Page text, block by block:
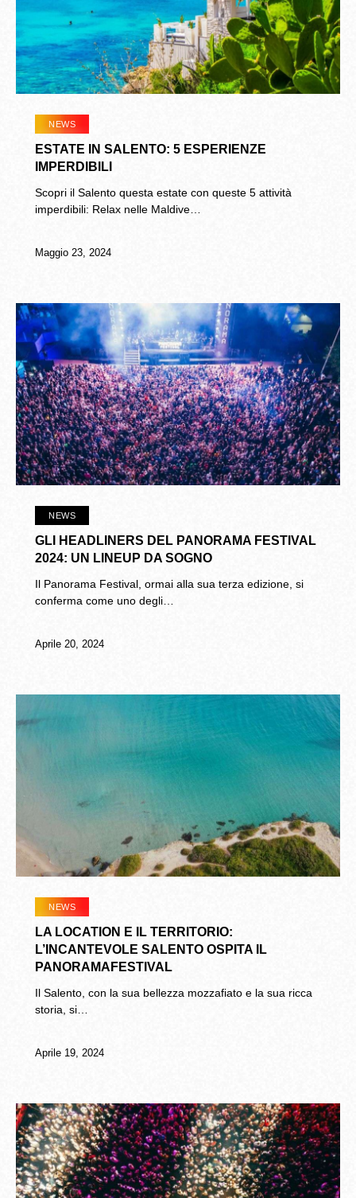
NEWS
ESTATE IN SALENTO: 5 ESPERIENZE
IMPERDIBILI
Scopri il Salento questa estate con queste 5 attività
imperdibili: Relax nelle Maldive…
Maggio 23, 2024
NEWS
GLI HEADLINERS DEL PANORAMA FESTIVAL
2024: UN LINEUP DA SOGNO
Il Panorama Festival, ormai alla sua terza edizione, si
conferma come uno degli…
Aprile 20, 2024
NEWS
LA LOCATION E IL TERRITORIO:
L’INCANTEVOLE SALENTO OSPITA IL
PANORAMAFESTIVAL
Il Salento, con la sua bellezza mozzafiato e la sua ricca
storia, si…
Aprile 19, 2024